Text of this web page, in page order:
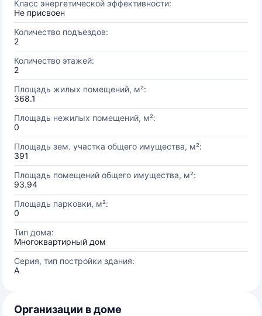
Класс энергетической эффективности:
Не присвоен
Количество подъездов:
2
Количество этажей:
2
Площадь жилых помещений, м²:
368.1
Площадь нежилых помещений, м²:
0
Площадь зем. участка общего имущества, м²:
391
Площадь помещений общего имущества, м²:
93.94
Площадь парковки, м²:
0
Тип дома:
Многоквартирный дом
Серия, тип постройки здания:
А
Организации в доме